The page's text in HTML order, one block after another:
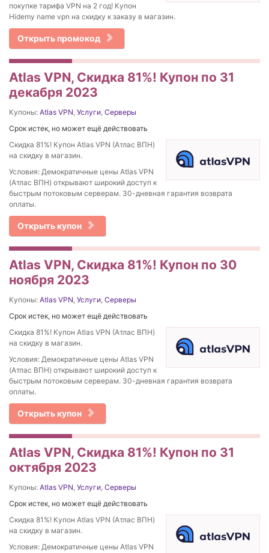
покупке тарифа VPN на 2 год! Купон
Hidemy name vpn на скидку к заказу в магазин.
Открыть промокод
Atlas VPN, Скидка 81%! Купон по 31
декабря 2023
Купоны: Atlas VPN Услуги Серверы
Срок истек, но может ещё действовать
Скидка 81%! Купон Atlas VPN (Атлас ВПН)
на скидку в магазин.
Условия: Демократичные цены Atlas VPN
(Атлас ВПН) открывают широкий доступ к
быстрым потоковым серверам. 30-дневная гарантия возврата
оплаты.
Открыть купон
Atlas VPN, Скидка 81%! Купон по 30
ноября 2023
Купоны: Atlas VPN Услуги Серверы
Срок истек, но может ещё действовать
Скидка 81%! Купон Atlas VPN (Атлас ВПН)
на скидку в магазин.
Условия: Демократичные цены Atlas VPN
(Атлас ВПН) открывают широкий доступ к
быстрым потоковым серверам. 30-дневная гарантия возврата
оплаты.
Открыть купон
Atlas VPN, Скидка 81%! Купон по 31
октября 2023
Купоны: Atlas VPN Услуги Серверы
Срок истек, но может ещё действовать
Скидка 81%! Купон Atlas VPN (Атлас ВПН)
на скидку в магазин.
Условия: Демократичные цены Atlas VPN